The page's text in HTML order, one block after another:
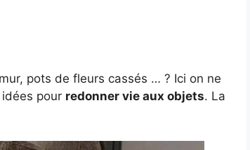
pots de fleurs cassés … ? Ici on ne
pour redonner vie aux objets. La